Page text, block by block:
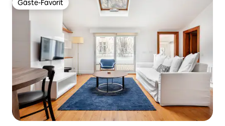
Gäste-Favorit
Gäste-Favorit